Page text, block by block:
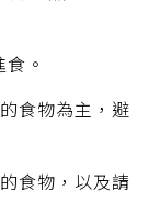
。
食物為主，避
食物，以及請